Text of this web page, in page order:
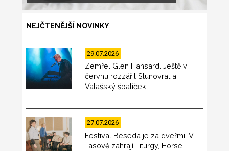
NEJČTENĚJŠÍ NOVINKY
29.07.2026
Zemřel Glen Hansard. Ještě v
červnu rozzářil Slunovrat a
Valašský špalíček
27.07.2026
Festival Beseda je za dveřmi. V
Tasově zahrají Liturgy, Horse